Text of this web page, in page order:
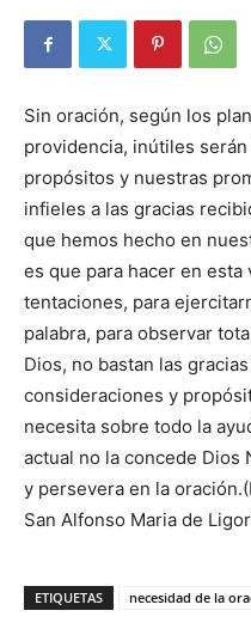
Sin oración, según los
providencia, inútiles
propósitos y nuestras
infieles a las gracias
que hemos hecho en
es que para hacer en
tentaciones, para
palabra, para observar
Dios, no bastan las
consideraciones y
necesita sobre todo la
actual no la concede Dios
y persevera en la
San Alfonso Maria de
ETIQUETAS necesidad de la